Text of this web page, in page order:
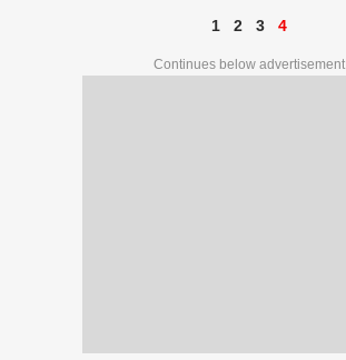
1 2 3 4
Continues below advertisement